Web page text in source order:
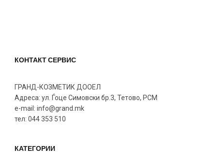
КОНТАКТ СЕРВИС
ГРАНД-КОЗМЕТИК ДООЕЛ
Адреса: ул. Ѓоце Симовски бр.3, Тетово, РСМ
e-mail: info@grand.mk
тел: 044 353 510
КАТЕГОРИИ